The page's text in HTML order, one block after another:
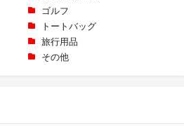
ゴルフ
トートバッグ
旅行用品
その他